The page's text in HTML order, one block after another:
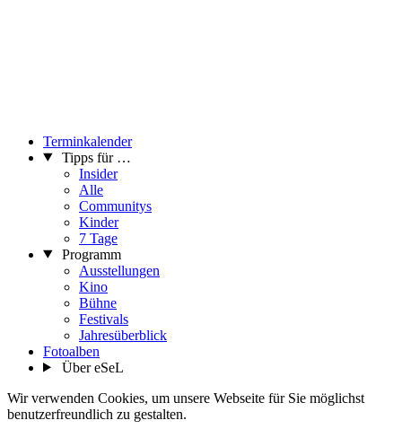
Terminkalender
Tipps für …
Insider
Alle
Communitys
Kinder
7 Tage
Programm
Ausstellungen
Kino
Bühne
Festivals
Jahresüberblick
Fotoalben
Über eSeL
Wir verwenden Cookies, um unsere Webseite für Sie möglichst
benutzerfreundlich zu gestalten.